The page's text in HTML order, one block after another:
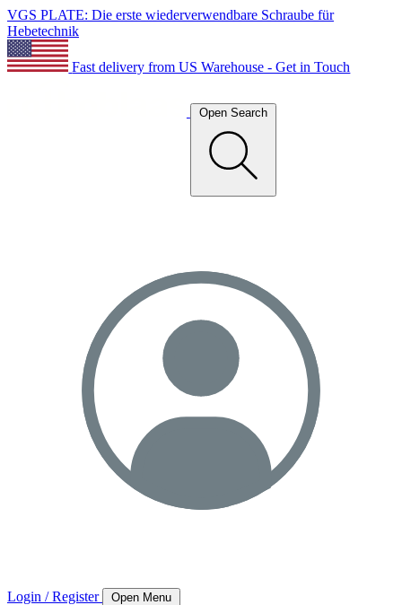
VGS PLATE: Die erste wiederverwendbare Schraube für
Hebetechnik
Fast delivery from US Warehouse - Get in Touch
Open Search
Login / Register Open Menu